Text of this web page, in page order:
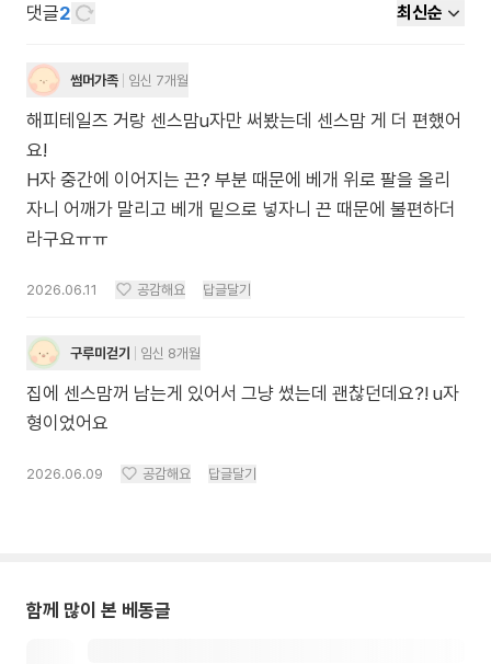
댓글2 최신순
썸머가족 임신 7개월
해피테일즈 거랑 센스맘u자만 써봤는데 센스맘 게 더 편했어
요!
H자 중간에 이어지는 끈? 부분 때문에 베개 위로 팔을 올리
자니 어깨가 말리고 베개 밑으로 넣자니 끈 때문에 불편하더
라구요ㅠㅠ
2026.06.11 공감해요 답글달기
구루미걷기 임신 8개월
집에 센스맘꺼 남는게 있어서 그냥 썼는데 괜찮던데요?! u자
형이었어요
2026.06.09 공감해요 답글달기
함께 많이 본 베동글